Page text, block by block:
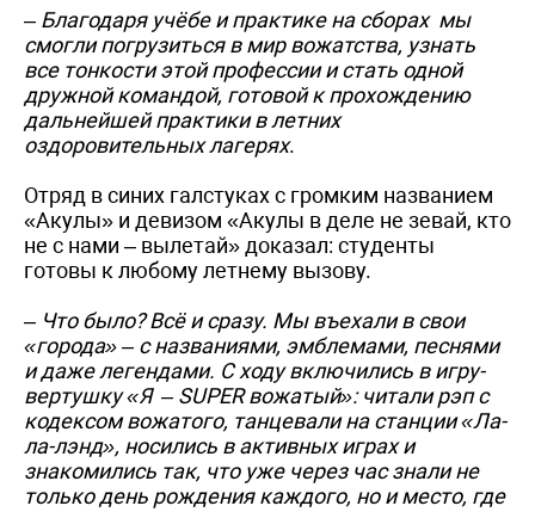
– Благодаря учёбе и практике на сборах мы
смогли погрузиться в мир вожатства, узнать
все тонкости этой профессии и стать одной
дружной командой, готовой к прохождению
дальнейшей практики в летних
оздоровительных лагерях.
Отряд в синих галстуках с громким названием
«Акулы» и девизом «Акулы в деле не зевай, кто
не с нами – вылетай» доказал: студенты
готовы к любому летнему вызову.
– Что было? Всё и сразу. Мы въехали в свои
«города» – с названиями, эмблемами, песнями
и даже легендами. С ходу включились в игру-
вертушку «Я – SUPER вожатый»: читали рэп с
кодексом вожатого, танцевали на станции «Ла-
ла-лэнд», носились в активных играх и
знакомились так, что уже через час знали не
только день рождения каждого, но и место, где